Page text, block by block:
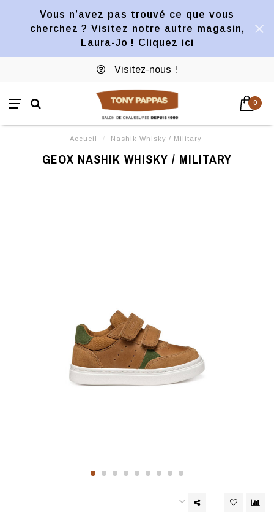
Vous n’avez pas trouvé ce que vous
cherchez ? Visitez notre autre magasin,
Laura-Jo ! Cliquez ici
Visitez-nous !
0
Accueil / Nashik Whisky / Military
GEOX NASHIK WHISKY / MILITARY